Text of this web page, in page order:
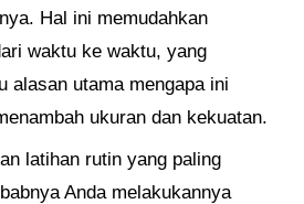
Hal ini memudahkan
waktu ke waktu, yang
alasan utama mengapa ini
ukuran dan kekuatan.
latihan rutin yang paling
Anda melakukannya